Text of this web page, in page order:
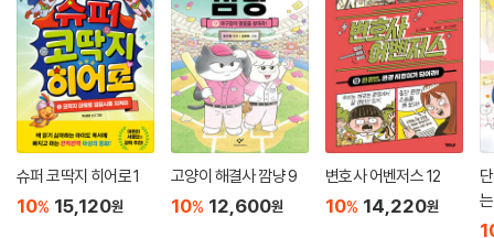
슈퍼 코딱지 히어로 1
10% 15,120원
고양이 해결사 깜냥 9
10% 12,600원
변호사 어벤저스 12
10% 14,220원